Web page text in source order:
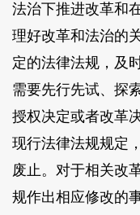
法治下推进改革和
理好改革和法治的
定的法律法规，及
需要先行先试、探
授权决定或者改革
现行法律法规规定
废止。对于相关改
规作出相应修改的